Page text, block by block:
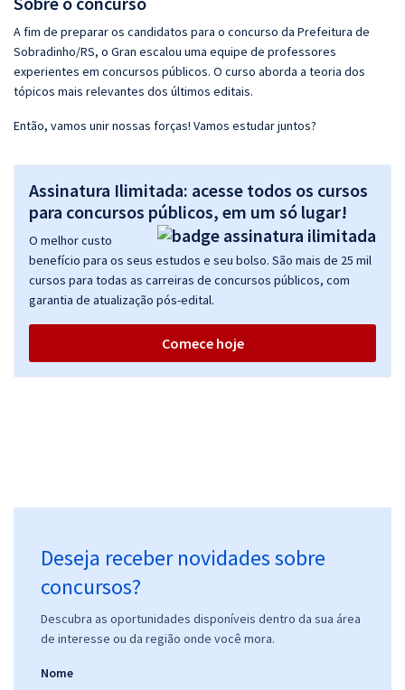
A fim de preparar os candidatos para o concurso da Prefeitura de
Sobradinho/RS, o Gran escalou uma equipe de professores
experientes em concursos públicos. O curso aborda a teoria dos
tópicos mais relevantes dos últimos editais.
Então, vamos unir nossas forças! Vamos estudar juntos?
Assinatura Ilimitada: acesse todos os cursos
para concursos públicos, em um só lugar!
O melhor custo
benefício para os seus estudos e seu bolso. São mais de 25 mil
cursos para todas as carreiras de concursos públicos, com
garantia de atualização pós-edital.
Comece hoje
Deseja receber novidades sobre
concursos?
Descubra as oportunidades disponíveis dentro da sua área
de interesse ou da região onde você mora.
Nome